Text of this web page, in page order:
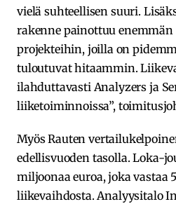
vielä suhteellisen suuri.
rakenne painottuu
projekteihin, joilla on
tuloutuvat hitaammin.
ilahduttavasti Analyzers ja
liiketoiminnoissa”,
Myös Rauten
edellisvuoden tasolla. Loka-
miljoonaa euroa, joka vastaa
liikevaihdosta. Analyysitalo